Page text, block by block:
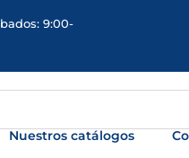
9:00-
Nuestros catálogos